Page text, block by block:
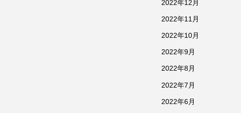
2022年12月
2022年11月
2022年10月
2022年9月
2022年8月
2022年7月
2022年6月